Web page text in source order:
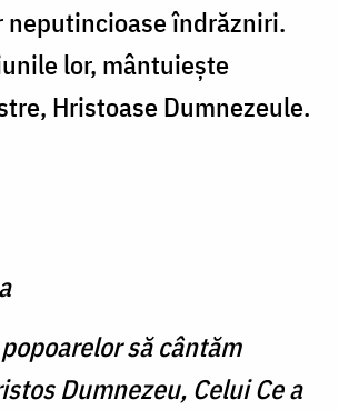
neputincioase îndrăzniri.
lor, mântuieşte
Hristoase Dumnezeule.
să cântăm
Dumnezeu, Celui Ce a